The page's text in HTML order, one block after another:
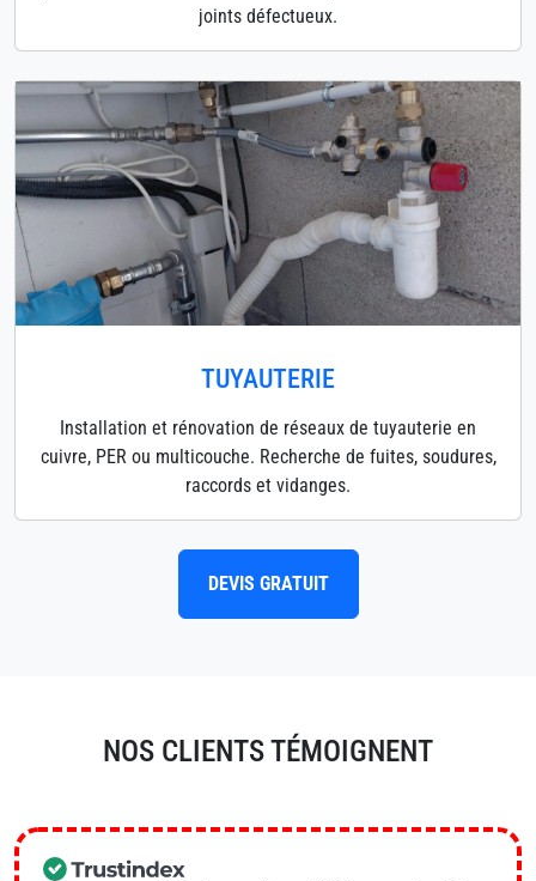
joints défectueux.
TUYAUTERIE
Installation et rénovation de réseaux de tuyauterie en
cuivre, PER ou multicouche. Recherche de fuites, soudures,
raccords et vidanges.
DEVIS GRATUIT
NOS CLIENTS TÉMOIGNENT